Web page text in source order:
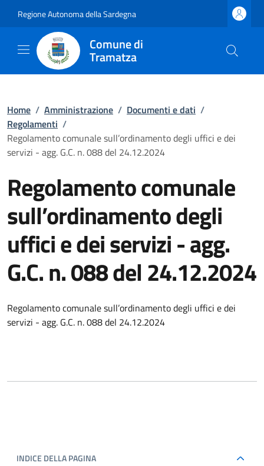
Regione Autonoma della Sardegna
Comune di
Tramatza
Home / Amministrazione / Documenti e dati /
Regolamenti /
Regolamento comunale sull’ordinamento degli uffici e dei
servizi - agg. G.C. n. 088 del 24.12.2024
Regolamento comunale
sull’ordinamento degli
uffici e dei servizi - agg.
G.C. n. 088 del 24.12.2024
Regolamento comunale sull’ordinamento degli uffici e dei
servizi - agg. G.C. n. 088 del 24.12.2024
INDICE DELLA PAGINA